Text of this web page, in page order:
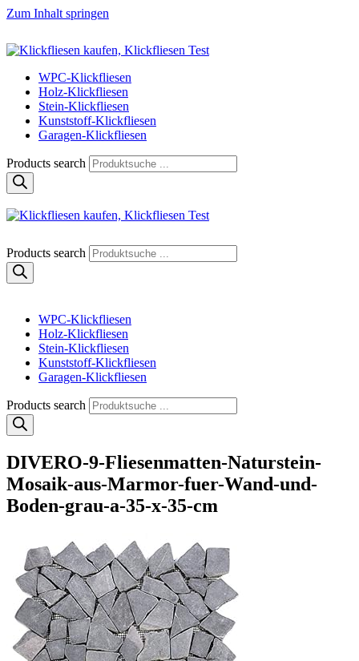
Zum Inhalt springen
Klickfliese | klick-klick-fertig
Klickfliesen online kaufen
WPC-Klickfliesen
Holz-Klickfliesen
Stein-Klickfliesen
Kunststoff-Klickfliesen
Garagen-Klickfliesen
Products search
Klickfliese | klick-klick-fertig
Klickfliesen online kaufen
Products search
WPC-Klickfliesen
Holz-Klickfliesen
Stein-Klickfliesen
Kunststoff-Klickfliesen
Garagen-Klickfliesen
Products search
DIVERO-9-Fliesenmatten-Naturstein-
Mosaik-aus-Marmor-fuer-Wand-und-
Boden-grau-a-35-x-35-cm